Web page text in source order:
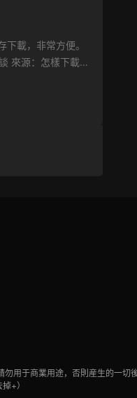
用于商業用途，否則産生的一切
+）